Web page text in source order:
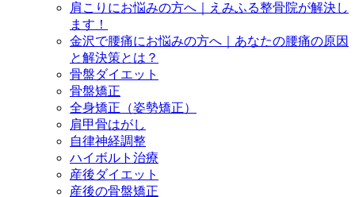
肩こりにお悩みの方へ｜えみふる整骨院が解決し
ます！
金沢で腰痛にお悩みの方へ｜あなたの腰痛の原因
と解決策とは？
骨盤ダイエット
骨盤矯正
全身矯正（姿勢矯正）
肩甲骨はがし
自律神経調整
ハイボルト治療
産後ダイエット
産後の骨盤矯正